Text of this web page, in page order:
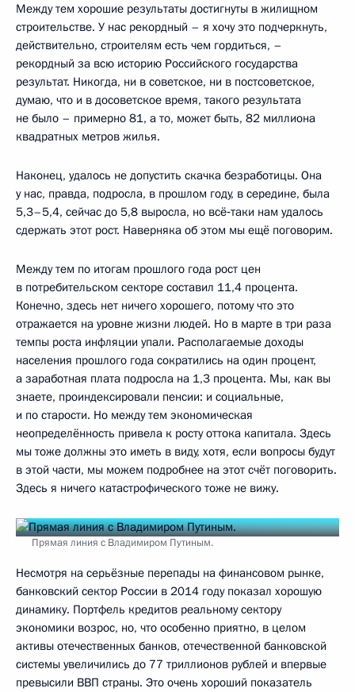
Между тем хорошие результаты достигнуты в жилищном
строительстве. У нас рекордный – я хочу это подчеркнуть,
действительно, строителям есть чем гордиться, –
рекордный за всю историю Российского государства
результат. Никогда, ни в советское, ни в постсоветское,
думаю, что и в досоветское время, такого результата
не было – примерно 81, а то, может быть, 82 миллиона
квадратных метров жилья.
Наконец, удалось не допустить скачка безработицы. Она
у нас, правда, подросла, в прошлом году, в середине, была
5,3–5,4, сейчас до 5,8 выросла, но всё‑таки нам удалось
сдержать этот рост. Наверняка об этом мы ещё поговорим.
Между тем по итогам прошлого года рост цен
в потребительском секторе составил 11,4 процента.
Конечно, здесь нет ничего хорошего, потому что это
отражается на уровне жизни людей. Но в марте в три раза
темпы роста инфляции упали. Располагаемые доходы
населения прошлого года сократились на один процент,
а заработная плата подросла на 1,3 процента. Мы, как вы
знаете, проиндексировали пенсии: и социальные,
и по старости. Но между тем экономическая
неопределённость привела к росту оттока капитала. Здесь
мы тоже должны это иметь в виду, хотя, если вопросы будут
в этой части, мы можем подробнее на этот счёт поговорить.
Здесь я ничего катастрофического тоже не вижу.
Прямая линия с Владимиром Путиным.
Несмотря на серьёзные перепады на финансовом рынке,
банковский сектор России в 2014 году показал хорошую
динамику. Портфель кредитов реальному сектору
экономики возрос, но, что особенно приятно, в целом
активы отечественных банков, отечественной банковской
системы увеличились до 77 триллионов рублей и впервые
превысили ВВП страны. Это очень хороший показатель